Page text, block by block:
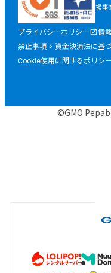
援事
プライバシーポリシー 情
禁止事項
資金決済法に基
Cookie使用に関するポリシー
©GMO